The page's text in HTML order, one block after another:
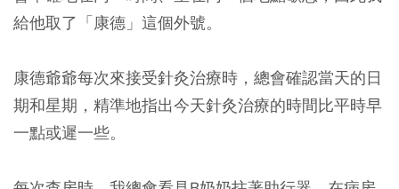
給他取了「康德」這個外號。
康德爺爺每次來接受針灸治療時，總會確認當天的日
期和星期，精準地指出今天針灸治療的時間比平時早
一點或遲一些。